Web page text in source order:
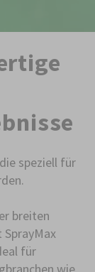
speziell für
breiten
für
wie